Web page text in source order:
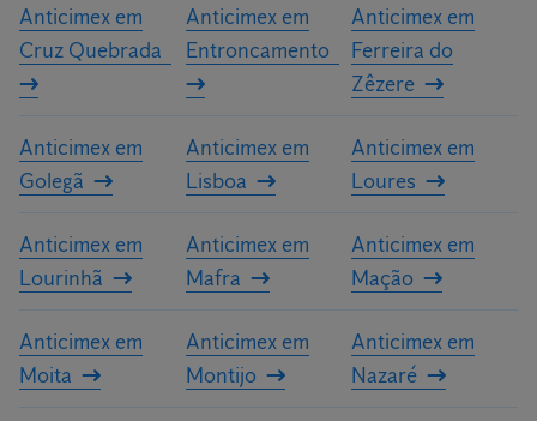
Anticimex em
Cruz Quebrada
Anticimex em
Entroncamento
Anticimex em
Ferreira do
Zêzere
Anticimex em
Golegã
Anticimex em
Lisboa
Anticimex em
Loures
Anticimex em
Lourinhã
Anticimex em
Mafra
Anticimex em
Mação
Anticimex em
Moita
Anticimex em
Montijo
Anticimex em
Nazaré